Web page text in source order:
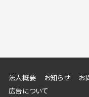
法人概要 お知らせ お
広告について